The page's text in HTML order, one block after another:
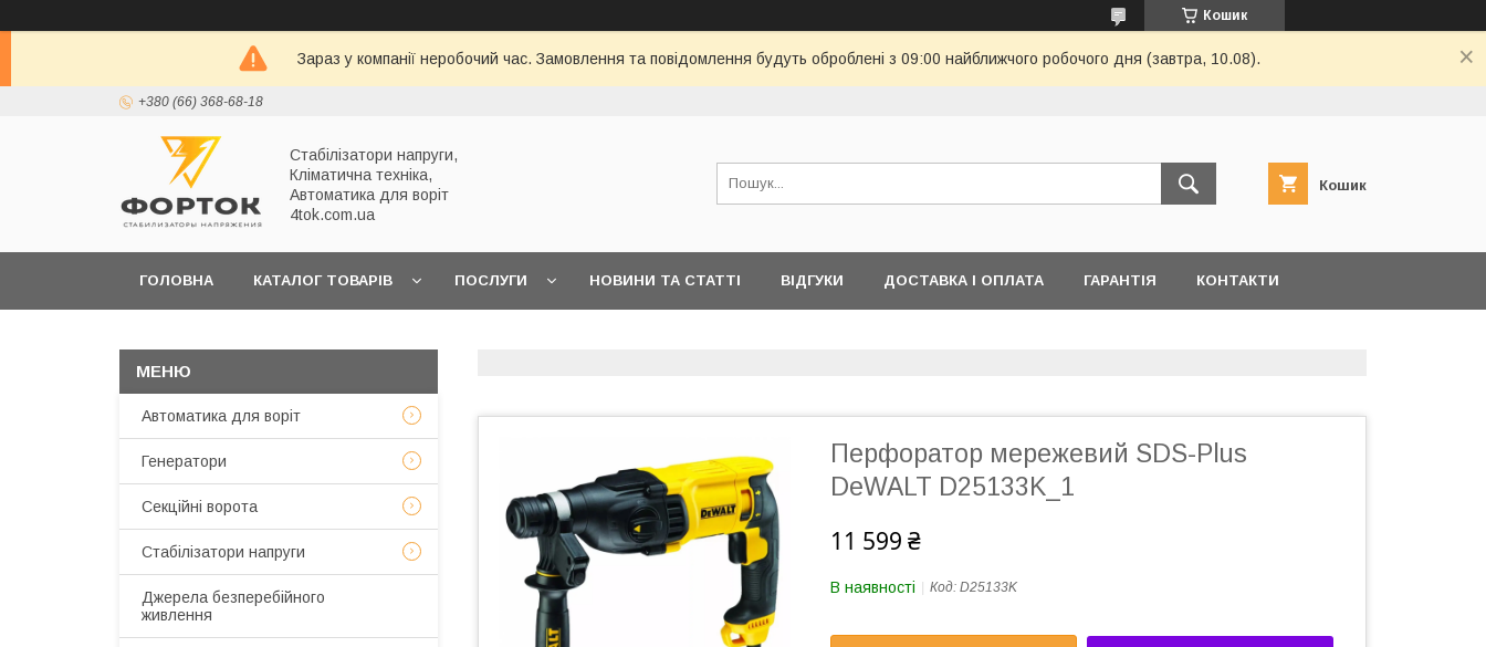
Кошик
Зараз у компанії неробочий час. Замовлення та повідомлення будуть оброблені з 09:00 найближчого робочого дня (завтра, 10.08).
+380 (66) 368-68-18
Стабілізатори напруги,
Кліматична техніка,
Автоматика для воріт
4tok.com.ua
Кошик
ГОЛОВНА КАТАЛОГ ТОВАРІВ ПОСЛУГИ НОВИНИ ТА СТАТТІ ВІДГУКИ ДОСТАВКА І ОПЛАТА ГАРАНТІЯ КОНТАКТИ
Перфоратор мережевий SDS-Plus
DeWALT D25133K_1
11 599 ₴
В наявності Код: D25133K
Автоматика для воріт
Генератори
Секційні ворота
Стабілізатори напруги
Джерела безперебійного
живлення